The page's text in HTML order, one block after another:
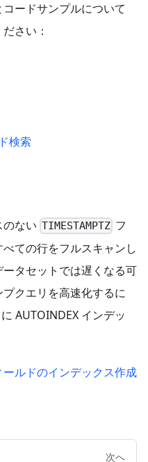
ードサンプルについて
さい：
検索
ない TIMESTAMPTZ フ
ての行をフルスキャンし
タセットでは遅くなる可
クエリを高速化するに
AUTOINDEX インデッ
ルドのインデックス作成
次へ